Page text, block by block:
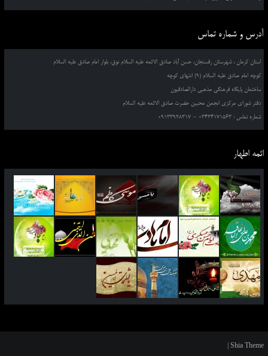
آدرس و شماره تماس
استان کرمان ، شهرستان رفسنجان، حسن آباد صادق الائمه علیه السلام نوق، بلوار امام صادق علیه السلام
کوچه امام صادق علیه السلام (9) انتهای کوچه
ساختمان پایگاه فرهنگی مذهبی دارالصادقیون
دفتر شورای مرکزی انجمن محبین حضرت صادق الائمه علیه السلام
شماره تماس : 03434171563 – 09133928317
ائمه اطهار
Shia Theme
|